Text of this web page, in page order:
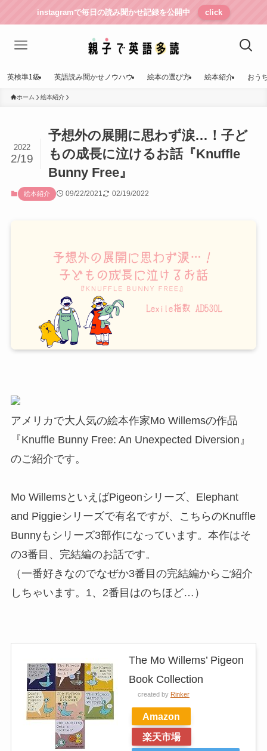
instagramで毎日の読み聞かせ記録を公開中 click
英検準1級 英語読み聞かせノウハウ 絵本の選び方 絵本紹介 おう
ホーム 絵本紹介
予想外の展開に思わず涙…！子ど
もの成長に泣けるお話『Knuffle
Bunny Free』
2022
2/19
絵本紹介 09/22/2021 02/19/2022
アメリカで大人気の絵本作家Mo Willemsの作品
『Knuffle Bunny Free: An Unexpected Diversion』
のご紹介です。
Mo WillemsといえばPigeonシリーズ、Elephant
and Piggieシリーズで有名ですが、こちらのKnuffle
Bunnyもシリーズ3部作になっています。本作はそ
の3番目、完結編のお話です。
（一番好きなのでなぜか3番目の完結編からご紹介
しちゃいます。1、2番目はのちほど…）
The Mo Willems’ Pigeon
Book Collection
created by Rinker
Amazon
楽天市場